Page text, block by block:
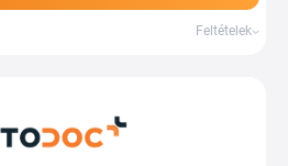
Feltételek